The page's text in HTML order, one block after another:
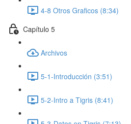
4-8 Otros Graficos (8:34)
Capítulo 5
Archivos
5-1-Introducción (3:51)
5-2-Intro a Tigris (8:41)